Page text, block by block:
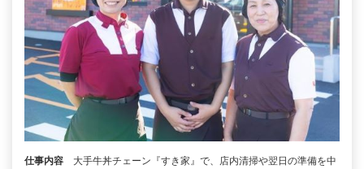
仕事内容
大手牛丼チェーン『すき家』で、店内清掃や翌日の準備を中